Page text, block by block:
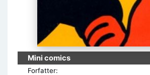
Mini comics
Forfatter: